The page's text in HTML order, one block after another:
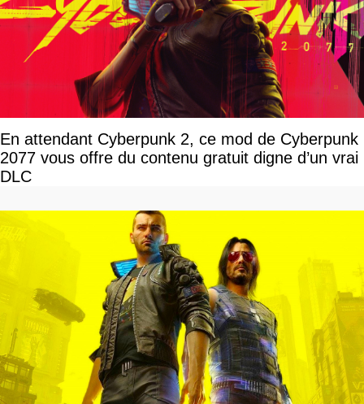
En attendant Cyberpunk 2, ce mod de Cyberpunk
2077 vous offre du contenu gratuit digne d’un vrai
DLC